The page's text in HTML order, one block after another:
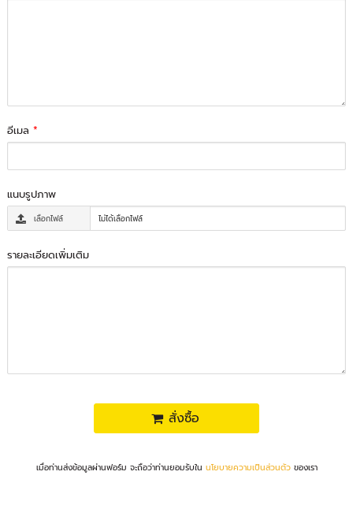
อีเมล*
แนบรูปภาพ
เลือกไฟล์ ไม่ได้เลือกไฟล์
รายละเอียดเพิ่มเติม
สั่งซื้อ
เมื่อท่านส่งข้อมูลผ่านฟอร์ม จะถือว่าท่านยอมรับใน นโยบายความเป็นส่วนตัวของเรา